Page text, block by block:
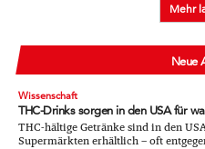
Mehr
Neue
Wissenschaft
THC-Drinks sorgen in den USA für
THC-hältige Getränke sind in den
Supermärkten erhältlich – oft